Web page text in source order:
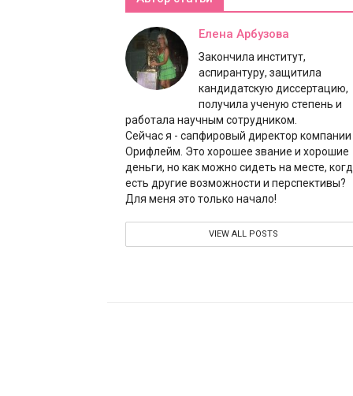
Елена Арбузова
Закончила институт,
аспирантуру, защитила
кандидатскую диссертацию,
получила ученую степень и
работала научным сотрудником.
Сейчас я - сапфировый директор компании
Орифлейм. Это хорошее звание и хорошие
деньги, но как можно сидеть на месте,
есть другие возможности и перспективы?
Для меня это только начало!
VIEW ALL POSTS